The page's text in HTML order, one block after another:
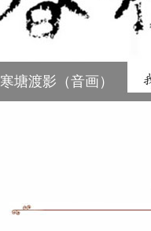
寒塘渡影（音画）